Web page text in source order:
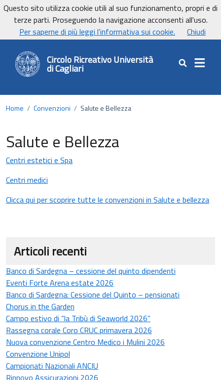
Vai ai contenuti
Vai al footer
UnicaNews
Circolo Ricreativo Università
di Cagliari Cerca nel sito
Home / Convenzioni / Salute e Bellezza
Salute e Bellezza
Centri estetici e Spa
Centri medici
Clicca qui per scoprire tutte le convenzioni in Salute e bellezza
Articoli recenti
Banco di Sardegna – cessione del quinto dipendenti
Eventi Forte Arena estate 2026
Banco di Sardegna: Cessione del Quinto – pensionati
Chorus in the Garden
Campo estivo di “la Tribù di Seaworld 2026”
Rassegna corale Coro CRUC primavera 2026
Nuova convenzione Centro Medico i Mulini 2026
Convenzione Unipol
Campionati Nazionali ANCIU
Rinnovo Assicurazioni 2026
Questo sito utilizza cookie utili al suo funzionamento, propri e di
terze parti. Proseguendo la navigazione acconsenti all'uso.
Per saperne di più leggi l'informativa sui cookie.
Chiudi